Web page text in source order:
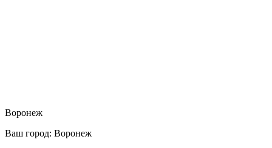
Воронеж
Ваш город: Воронеж